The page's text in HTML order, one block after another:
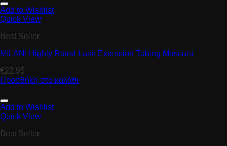
Add to Wishlist
Quick View
Best Seller
MILANI Highly Rated Lash Extension Tubing Mascara
€22.95
Προσθήκη στο καλάθι
Add to Wishlist
Quick View
Best Seller